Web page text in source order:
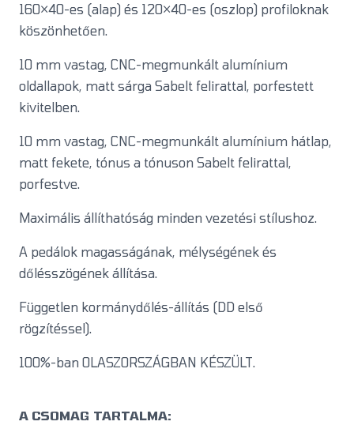
160×40-es (alap) és 120×40-es (oszlop) profiloknak
köszönhetően.
10 mm vastag, CNC-megmunkált alumínium
oldallapok, matt sárga Sabelt felirattal, porfestett
kivitelben.
10 mm vastag, CNC-megmunkált alumínium hátlap,
matt fekete, tónus a tónuson Sabelt felirattal,
porfestve.
Maximális állíthatóság minden vezetési stílushoz.
A pedálok magasságának, mélységének és
dőlésszögének állítása.
Független kormánydőlés-állítás (DD első
rögzítéssel).
100%-ban OLASZORSZÁGBAN KÉSZÜLT.
A CSOMAG TARTALMA: